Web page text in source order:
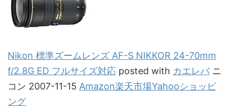
Nikon 標準ズームレンズ AF-S NIKKOR 24-70mm
f/2.8G ED フルサイズ対応 posted with カエレバニ
コン 2007-11-15 Amazon楽天市場Yahooショッピ
ング